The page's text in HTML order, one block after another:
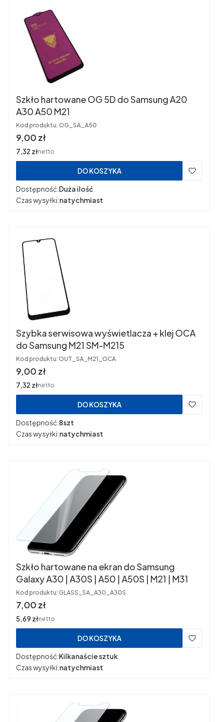
Szkło hartowane OG 5D do Samsung A20
A30 A50 M21
Kod produktu: OG_SA_A50
Cena
9,00 zł
Cena
7,32 złnetto
DO KOSZYKA
Dostępność:Duża ilość
Czas wysyłki:natychmiast
Szybka serwisowa wyświetlacza + klej OCA
do Samsung M21 SM-M215
Kod produktu: OUT_SA_M21_OCA
Cena
9,00 zł
Cena
7,32 złnetto
DO KOSZYKA
Dostępność:8szt
Czas wysyłki:natychmiast
Szkło hartowane na ekran do Samsung
Galaxy A30 | A30S | A50 | A50S | M21 | M31
Kod produktu: GLASS_SA_A30_A30S
Cena
7,00 zł
Cena
5,69 złnetto
DO KOSZYKA
Dostępność:Kilkanaście sztuk
Czas wysyłki:natychmiast